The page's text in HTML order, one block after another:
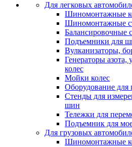
Для легковых
Шиномонтажные
Шиномонтажные
Балансировочные
Подъемники для
Вулканизаторы,
Генераторы азота,
колес
Мойки колес
Оборудование для
Стенды для
шин
Тележки для
Подъемник для
Для грузовых
Шиномонтажные